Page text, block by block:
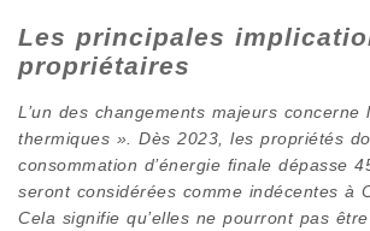
Les principales
propriétaires
L’un des changements majeurs concerne
thermiques ». Dès 2023, les propriétés
consommation d’énergie finale dépasse
seront considérées comme indécentes à
Cela signifie qu’elles ne pourront pas